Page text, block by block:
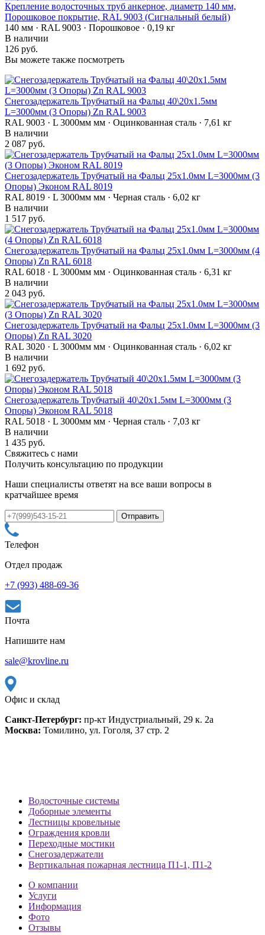
Крепление водосточных труб анкерное, диаметр 140 мм,
Порошковое покрытие, RAL 9003 (Сигнальный белый)
140 мм · RAL 9003 · Порошковое · 0,19 кг
В наличии
126 руб.
Вы можете также посмотреть
Снегозадержатель Трубчатый на Фальц 40\20х1.5мм
L=3000мм (3 Опоры) Zn RAL 9003
RAL 9003 · L 3000мм мм · Оцинкованная сталь · 7,61 кг
В наличии
2 087 руб.
Снегозадержатель Трубчатый на Фальц 25х1.0мм L=3000мм (3
Опоры) Эконом RAL 8019
RAL 8019 · L 3000мм мм · Черная сталь · 6,02 кг
В наличии
1 517 руб.
Снегозадержатель Трубчатый на Фальц 25х1.0мм L=3000мм (4
Опоры) Zn RAL 6018
RAL 6018 · L 3000мм мм · Оцинкованная сталь · 6,31 кг
В наличии
2 043 руб.
Снегозадержатель Трубчатый на Фальц 25х1.0мм L=3000мм (3
Опоры) Zn RAL 3020
RAL 3020 · L 3000мм мм · Оцинкованная сталь · 6,02 кг
В наличии
1 692 руб.
Снегозадержатель Трубчатый 40\20х1.5мм L=3000мм (3
Опоры) Эконом RAL 5018
RAL 5018 · L 3000мм мм · Черная сталь · 7,03 кг
В наличии
1 435 руб.
Свяжитесь с нами
Получить консультацию по продукции
Наши специалисты ответят на все ваши вопросы в
кратчайшее время
Телефон
Отдел продаж
+7 (993) 488-69-36
Почта
Напишите нам
sale@krovline.ru
Офис и склад
Санкт-Петербург: пр-кт Индустриальный, 29 к. 2а
Москва: Томилино, ул. Гоголя, 37 стр. 2
Водосточные системы
Доборные элементы
Лестницы кровельные
Ограждения кровли
Переходные мостики
Снегозадержатели
Вертикальная пожарная лестница П1-1, П1-2
О компании
Услуги
Информация
Фото
Отзывы